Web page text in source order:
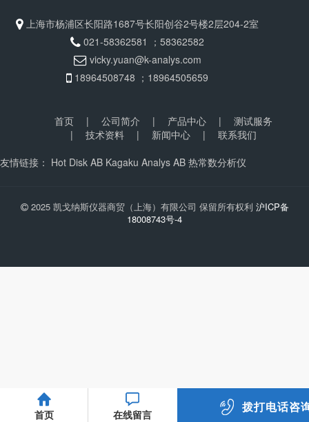
上海市杨浦区长阳路1687号长阳创谷2号楼2层204-2室
021-58362581 ；58362582
vicky.yuan@k-analys.com
18964508748 ；18964505659
首页 | 公司简介 | 产品中心 |
测试服务
|
技术资料 | 新闻中心 |
联系我们
友情链接： Hot Disk AB Kagaku Analys AB 热常数分析仪
2025 凯戈纳斯仪器商贸（上海）有限公司 保留所有权利 沪ICP备
18008743号-4
首页 在线留言 拨打电话咨